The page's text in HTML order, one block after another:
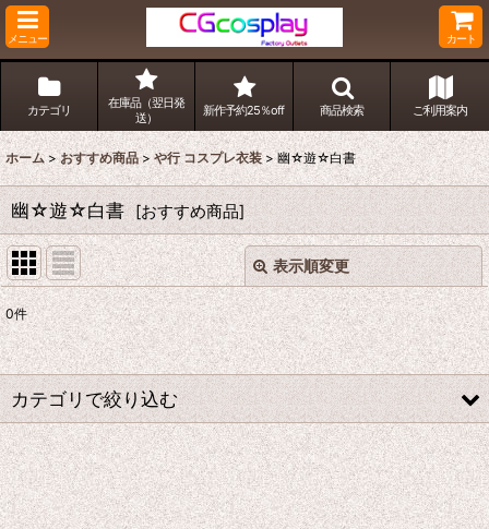
メニュー カート
カテゴリ
在庫品（翌日発
送）
新作予約25％off 商品検索 ご利用案内
ホーム > おすすめ商品 > や行 コスプレ衣装 > 幽☆遊☆白書
幽☆遊☆白書 [おすすめ商品]
表示順変更
表示数:
並び順:
絞り込む
閉じる
0件
カテゴリで絞り込む
や行 コスプレ衣装 (全商品)
ユーリ!!! on ICE